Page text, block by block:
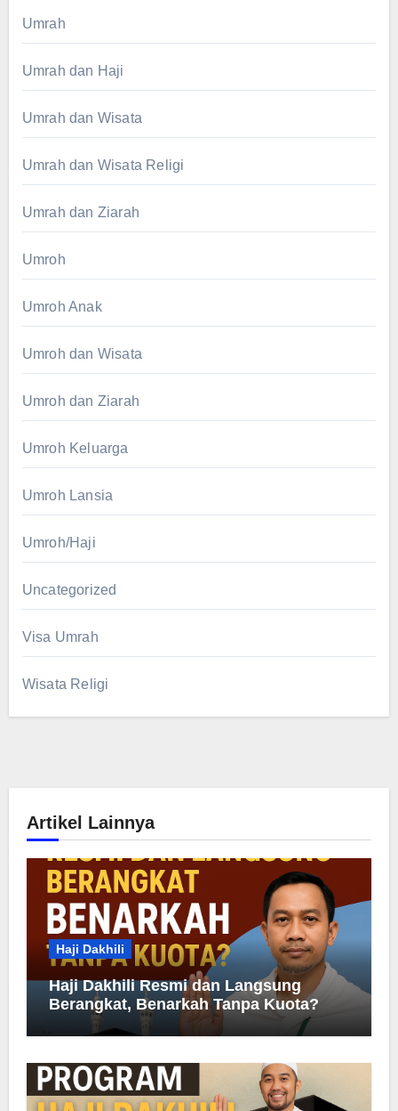
Umrah
Umrah dan Haji
Umrah dan Wisata
Umrah dan Wisata Religi
Umrah dan Ziarah
Umroh
Umroh Anak
Umroh dan Wisata
Umroh dan Ziarah
Umroh Keluarga
Umroh Lansia
Umroh/Haji
Uncategorized
Visa Umrah
Wisata Religi
Artikel Lainnya
Haji Dakhili
Haji Dakhili Resmi dan Langsung
Berangkat, Benarkah Tanpa Kuota?